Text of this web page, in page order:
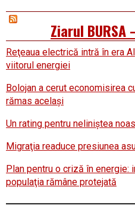
Ziarul
Reţeaua electrică intră în era
viitorul energiei
Bolojan a cerut economisirea
rămas acelaşi
Un rating pentru neliniştea
Migraţia readuce presiunea
Plan pentru o criză în energie:
populaţia rămâne protejată